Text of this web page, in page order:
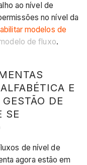
ao nível de
no nível da
modelos de
de fluxo.
E
DE
SE
de nível de
agora estão em